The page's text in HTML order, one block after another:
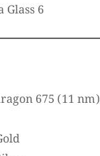
6
675 (11 nm)